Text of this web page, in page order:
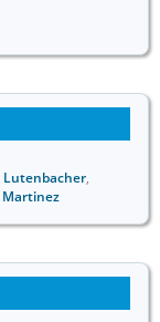
Lutenbacher,
Martinez